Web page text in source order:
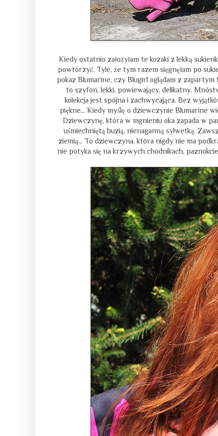
Kiedy ostatnio założyłam te kozaki z lekką
powtórzyć. Tyle, że tym razem sięgnęłam po
pokaz Blumarine, czy Blugirl oglądam z zapartym
to szyfon, lekki, powiewający, delikatny.
kolekcja jest spójna i zachwycająca. Bez
piękne... Kiedy myślę o dziewczynie Blumarine
Dziewczynę, która w mgnieniu oka zapada w
uśmiechniętą buzią, nienaganną sylwetką.
ziemią... To dziewczyna, która nigdy nie ma
nie potyka się na krzywych chodnikach,